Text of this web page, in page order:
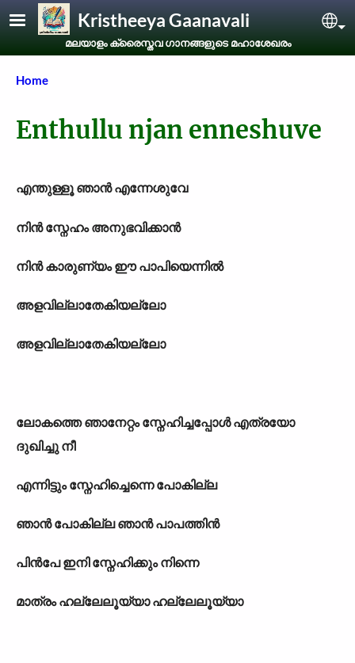
Skip to main contentKristheeya Gaanavali
മലയാളം ക്രൈസ്തവ ഗാനങ്ങളുടെ മഹാശേഖരം
Breadcrumb
Home
Enthullu njan enneshuve
എന്തുള്ളൂ ഞാന്‍ എന്നേശുവേ
നിന്‍ സ്നേഹം അനുഭവിക്കാന്‍
നിന്‍ കാരുണ‍്യം ഈ പാപിയെന്നില്‍
അളവില്ലാതേകിയല്ലോ
അളവില്ലാതേകിയല്ലോ
ലോകത്തെ ഞാനേറ്റം സ്നേഹിച്ചപ്പോള്‍ എത്രയോ
ദുഖിച്ചു നീ
എന്നിട്ടും സ്നേഹിച്ചെന്നെ പോകില്ല
ഞാന്‍ പോകില്ല ഞാന്‍ പാപത്തിന്‍
പിന്‍പേ ഇനി സ്നേഹിക്കും നിന്നെ
മാത്രം ഹല്ലേലൂയ്യാ ഹല്ലേലൂയ്യാ